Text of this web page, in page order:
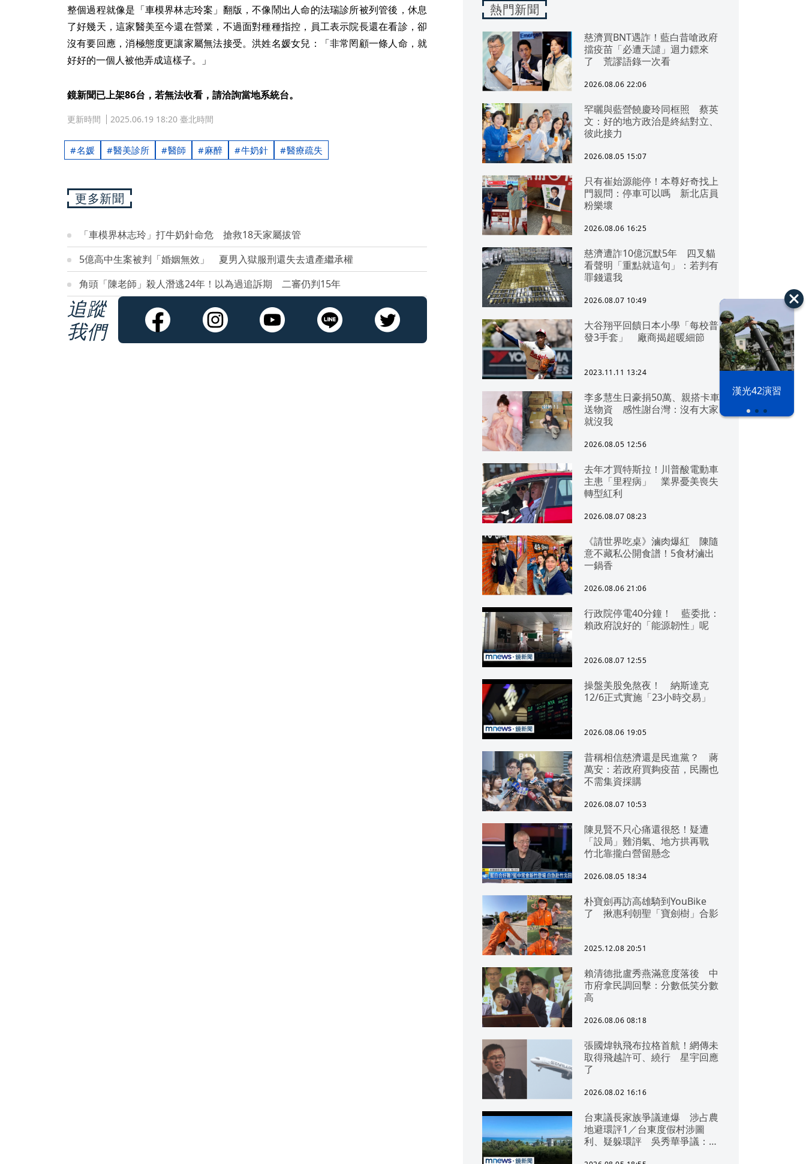
漢光42演習
整個過程就像是「車模界林志玲案」翻版，不像鬧出人命的法瑞診所被列管後，休息
了好幾天，這家醫美至今還在營業，不過面對種種指控，員工表示院長還在看診，卻
沒有要回應，消極態度更讓家屬無法接受。洪姓名媛女兒：「非常罔顧一條人命，就
好好的一個人被他弄成這樣子。」
鏡新聞已上架86台，若無法收看，請洽詢當地系統台。
更新時間 2025.06.19 18:20 臺北時間
名媛 醫美診所 醫師 麻醉 牛奶針 醫療疏失
更多新聞
「車模界林志玲」打牛奶針命危 搶救18天家屬拔管
5億高中生案被判「婚姻無效」 夏男入獄服刑還失去遺產繼承權
角頭「陳老師」殺人潛逃24年！以為過追訴期 二審仍判15年
追蹤
我們
熱門新聞
慈濟買BNT遇詐！藍白昔嗆政府
擋疫苗「必遭天譴」迴力鏢來
了 荒謬語錄一次看
2026.08.06 22:06
罕曬與藍營饒慶玲同框照 蔡英
文：好的地方政治是終結對立、
彼此接力
2026.08.05 15:07
只有崔始源能停！本尊好奇找上
門親問：停車可以嗎 新北店員
粉樂壞
2026.08.06 16:25
慈濟遭詐10億沉默5年 四叉貓
看聲明「重點就這句」：若判有
罪錢還我
2026.08.07 10:49
大谷翔平回饋日本小學「每校普
發3手套」 廠商揭超暖細節
2023.11.11 13:24
李多慧生日豪捐50萬、親搭卡車
送物資 感性謝台灣：沒有大家
就沒我
2026.08.05 12:56
去年才買特斯拉！川普酸電動車
主患「里程病」 業界憂美喪失
轉型紅利
2026.08.07 08:23
《請世界吃桌》滷肉爆紅 陳隨
意不藏私公開食譜！5食材滷出
一鍋香
2026.08.06 21:06
行政院停電40分鐘！ 藍委批：
賴政府說好的「能源韌性」呢
2026.08.07 12:55
操盤美股免熬夜！ 納斯達克
12/6正式實施「23小時交易」
2026.08.06 19:05
昔稱相信慈濟還是民進黨？ 蔣
萬安：若政府買夠疫苗，民團也
不需集資採購
2026.08.07 10:53
陳見賢不只心痛還很怒！疑遭
「設局」難消氣、地方拱再戰
竹北靠攏白營留懸念
2026.08.05 18:34
朴寶劍再訪高雄騎到YouBike
了 揪惠利朝聖「寶劍樹」合影
2025.12.08 20:51
賴清德批盧秀燕滿意度落後 中
市府拿民調回擊：分數低笑分數
高
2026.08.06 08:18
張國煒執飛布拉格首航！網傳未
取得飛越許可、繞行 星宇回應
了
2026.08.02 16:16
台東議長家族爭議連爆 涉占農
地避環評1／台東度假村涉圖
利、疑躲環評 吳秀華爭議：概